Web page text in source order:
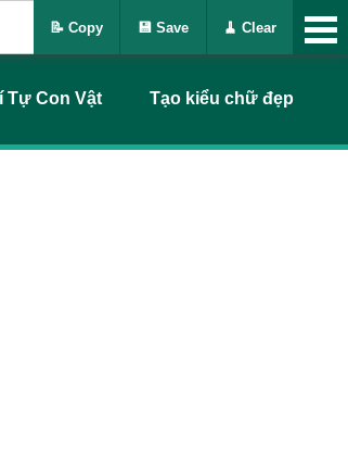
Tự Con Vật Tạo kiểu chữ đẹp
📝 Copy 💾 Save 🧹 Clear